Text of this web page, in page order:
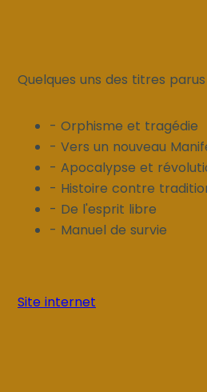
Quelques uns des titres parus
- Orphisme et tragédie
- Vers un nouveau
- Apocalypse et
- Histoire contre
- De l'esprit libre
- Manuel de survie
Site internet